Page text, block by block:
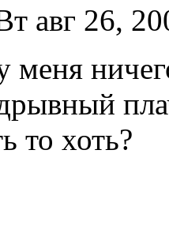
авг 26,
меня
то хоть?